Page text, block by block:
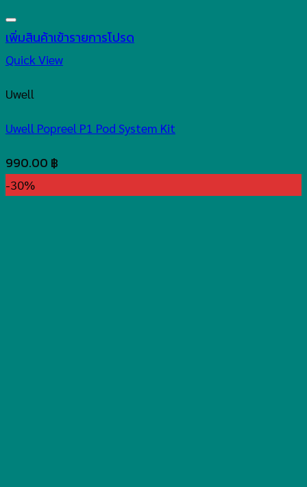
เพิ่มสินค้าเข้ารายการโปรด
Quick View
Uwell
Uwell Popreel P1 Pod System Kit
990.00 ฿
-30%